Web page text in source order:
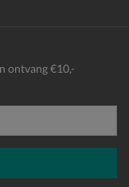
ontvang €10,-